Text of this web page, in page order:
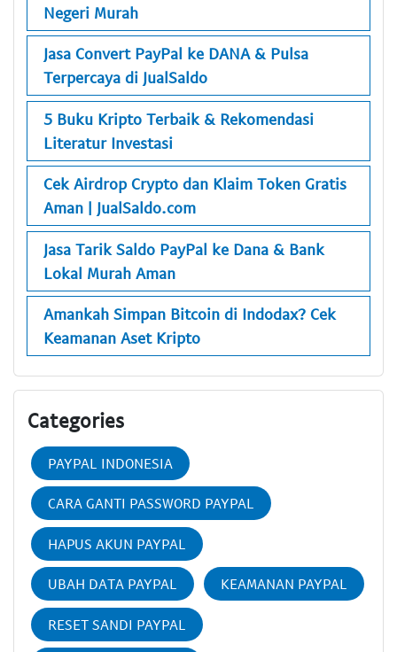
Negeri Murah
Jasa Convert PayPal ke DANA & Pulsa
Terpercaya di JualSaldo
5 Buku Kripto Terbaik & Rekomendasi
Literatur Investasi
Cek Airdrop Crypto dan Klaim Token Gratis
Aman | JualSaldo.com
Jasa Tarik Saldo PayPal ke Dana & Bank
Lokal Murah Aman
Amankah Simpan Bitcoin di Indodax? Cek
Keamanan Aset Kripto
Categories
PAYPAL INDONESIA
CARA GANTI PASSWORD PAYPAL
HAPUS AKUN PAYPAL
UBAH DATA PAYPAL KEAMANAN PAYPAL
RESET SANDI PAYPAL